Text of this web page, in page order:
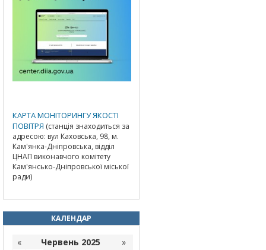
КАРТА МОНІТОРИНГУ ЯКОСТІ
ПОВІТРЯ (станція знаходиться за
адресою: вул Каховська, 98, м.
Кам'янка-Дніпровська, відділ
ЦНАП виконавчого комітету
Кам'янсько-Дніпровської міської
ради)
КАЛЕНДАР
« Червень 2025 »